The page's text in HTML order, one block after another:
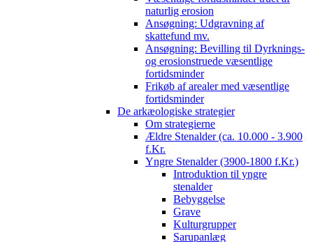
naturlig erosion
Ansøgning: Udgravning af
skattefund mv.
Ansøgning: Bevilling til Dyrknings-
og erosionstruede væsentlige
fortidsminder
Frikøb af arealer med væsentlige
fortidsminder
De arkæologiske strategier
Om strategierne
Ældre Stenalder (ca. 10.000 - 3.900
f.Kr.
Yngre Stenalder (3900-1800 f.Kr.)
Introduktion til yngre
stenalder
Bebyggelse
Grave
Kulturgrupper
Sarupanlæg